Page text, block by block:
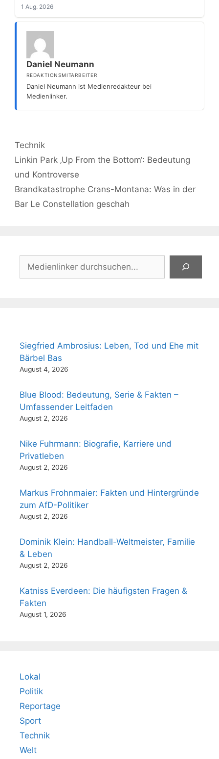
1 Aug. 2026
Daniel Neumann
REDAKTIONSMITARBEITER
Daniel Neumann ist Medienredakteur bei
Medienlinker.
Kategorien
Technik
Linkin Park ‚Up From the Bottom‘: Bedeutung
und Kontroverse
Brandkatastrophe Crans-Montana: Was in der
Bar Le Constellation geschah
Siegfried Ambrosius: Leben, Tod und Ehe mit
Bärbel Bas
August 4, 2026
Blue Blood: Bedeutung, Serie & Fakten –
Umfassender Leitfaden
August 2, 2026
Nike Fuhrmann: Biografie, Karriere und
Privatleben
August 2, 2026
Markus Frohnmaier: Fakten und Hintergründe
zum AfD-Politiker
August 2, 2026
Dominik Klein: Handball-Weltmeister, Familie
& Leben
August 2, 2026
Katniss Everdeen: Die häufigsten Fragen &
Fakten
August 1, 2026
Lokal
Politik
Reportage
Sport
Technik
Welt